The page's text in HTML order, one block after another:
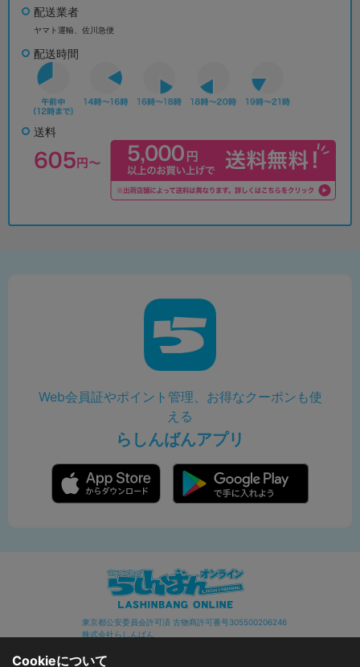
配送業者
ヤマト運輸、佐川急便
配送時間
送料
Web会員証やポイント管理、お得なクーポンも使
える
らしんばんアプリ
東京都公安委員会許可済 古物商許可番号305500206246
株式会社らしんばん
Cookieについて